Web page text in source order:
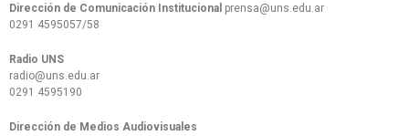
Dirección de Comunicación Institucional prensa@uns.edu.ar
0291 4595057/58
Radio UNS
radio@uns.edu.ar
0291 4595190
Dirección de Medios Audiovisuales